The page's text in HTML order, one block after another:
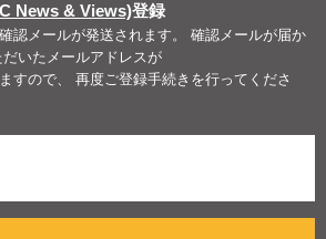
News & Views)登録
認メールが発送されます。 確認メールが届か
いたメールアドレスが
すので、 再度ご登録手続きを行ってくださ